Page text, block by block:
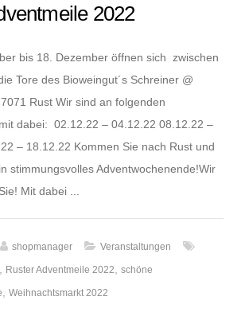
2022
bis 18. Dezember öffnen sich zwischen
Tore des Bioweingut´s Schreiner @
Rust Wir sind an folgenden
dabei: 02.12.22 – 04.12.22 08.12.22 –
– 18.12.22 Kommen Sie nach Rust und
stimmungsvolles Adventwochenende!Wir
Mit dabei ...
shopmanager Veranstaltungen
Ruster Adventmeile 2022, schöne
, Weihnachtsmarkt 2022